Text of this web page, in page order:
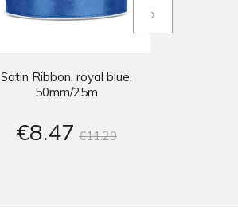
Satin Ribbon, royal blue,
50mm/25m
€8 47 €1129
›